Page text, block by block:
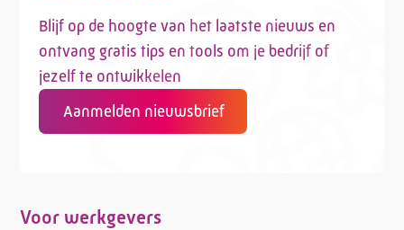
Blijf op de hoogte van het laatste nieuws en
ontvang gratis tips en tools om je bedrijf of
jezelf te ontwikkelen
Aanmelden nieuwsbrief
Voor werkgevers